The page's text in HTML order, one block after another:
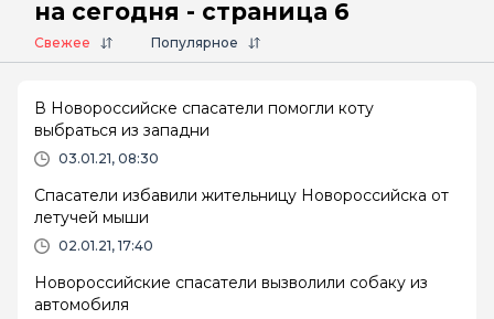
на сегодня - страница 6
Свежее Популярное
В Новороссийске спасатели помогли коту
выбраться из западни
03.01.21, 08:30
Спасатели избавили жительницу Новороссийска от
летучей мыши
02.01.21, 17:40
Новороссийские спасатели вызволили собаку из
автомобиля